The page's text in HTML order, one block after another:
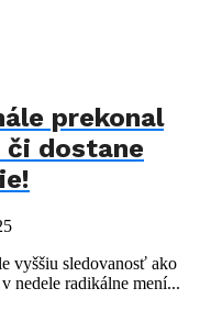
prekonal
či dostane
vyššiu sledovanosť ako
nedele radikálne mení...